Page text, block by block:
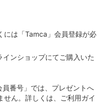
には「Tamca」会員登録が必
インショップにてご購⼊いた
番号」では、プレゼントへ
ん。詳しくは、ご利⽤ガイ